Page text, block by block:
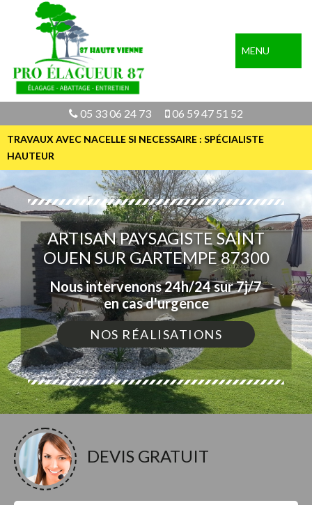
MENU
05 33 06 24 73 06 59 47 51 52
TRAVAUX AVEC NACELLE SI NECESSAIRE : SPÉCIALISTE
HAUTEUR
ARTISAN PAYSAGISTE SAINT
OUEN SUR GARTEMPE 87300
Nous intervenons 24h/24 sur 7j/7
en cas d'urgence
NOS RÉALISATIONS
DEVIS GRATUIT